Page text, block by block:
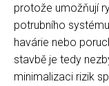
protože umožňují
potrubního
havárie nebo
stavbě je tedy
minimalizaci rizik